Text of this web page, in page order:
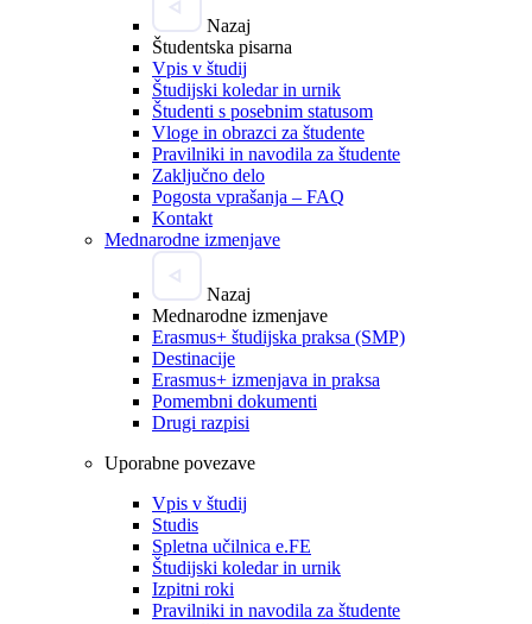
Nazaj
Študentska pisarna
Vpis v študij
Študijski koledar in urnik
Študenti s posebnim statusom
Vloge in obrazci za študente
Pravilniki in navodila za študente
Zaključno delo
Pogosta vprašanja – FAQ
Kontakt
Mednarodne izmenjave
Nazaj
Mednarodne izmenjave
Erasmus+ študijska praksa (SMP)
Destinacije
Erasmus+ izmenjava in praksa
Pomembni dokumenti
Drugi razpisi
Uporabne povezave
Vpis v študij
Studis
Spletna učilnica e.FE
Študijski koledar in urnik
Izpitni roki
Pravilniki in navodila za študente